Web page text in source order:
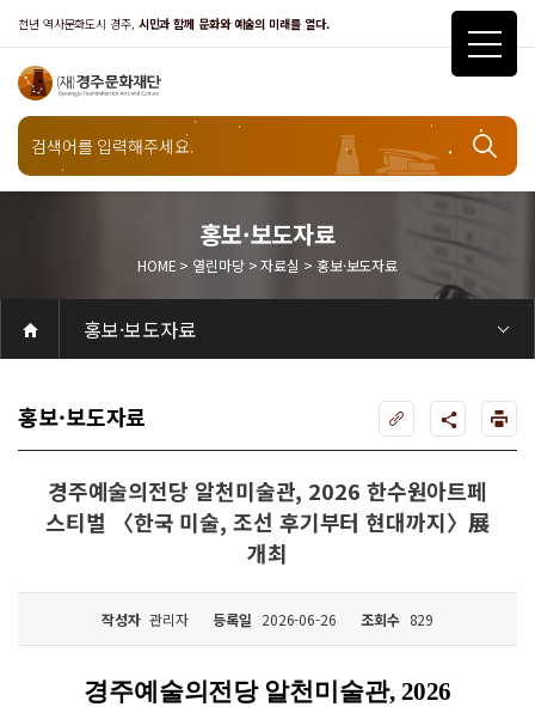
천년 역사문화도시 경주, 시민과 함께 문화와 예술의 미래를 열다.
홍보·보도자료
HOME > 열린마당 > 자료실 > 홍보·보도자료
홍보·보도자료
공연
공연일정
객석안내
화랑홀
화랑홀 2층
화랑홀 3층
원화홀
티켓안내
티켓안내
티켓예매
티켓수령
할인규정
취소·환불규정
문화나눔티켓
공연예절·서비스
공연장 관람예절
공연장 편의서비스
전시
전시일정
현재전시
예정전시
지난전시
전시연계교육신청
알천미술관소장품
전시예절·서비스
미술관 관람예절
미술관 편의서비스
아카데미
교육일정
문화행사
행사일정
행사소개
경주 대릉원돌담길 축제
국제경주역사문화포럼
금속공예관
경주 e스포츠 페스티벌
돗자리피크닉
국제경주역사문화포럼
교촌문화공연 신라오기
신라문화제
국제뮤직페스티벌
경주문화관1918
교촌버스킹
지역예술인 지원사업
봉황대 뮤직스퀘어
경주국악여행
제야의 종 타종식
한수원아트페스티벌
한복문화주간
동아시아 문화도시
MyK FESTA in 경주
경주시 관광기념품 공모전
뉴스
갤러리
대관
대관공고·절차
경주예술의전당
경주문화관1918
대관운영조례
운영조례
경주예술의전당
운영규칙
공연장 및 부대시설
알천미술관
경주문화관1918
사용료
경주예술의전당
경주문화관1918
대관신청
경주예술의전당
경주문화관1918
시설소개
경주예술의전당
시설소개
공연장
화랑홀
원화홀
알천미술관
기타시설
경주문화관1918
시립예술단
시립극단
시립극단 소개
단원현황
시립합창단
시립합창단 소개
단원현황
시립신라고취대
시립신라고취대 소개
단원현황
연간일정
열린마당
공지사항
공지사항
입찰정보
채용정보
자료실
홍보·보도자료
서식·매뉴얼
웹진
Q&A
FAQ
가입 및 정보
공연
전시
아카데미
대관
기타
질문과답변
우수고객
회원안내 · 혜택
우수고객
경주문화재단
인사말
재단소개
비전전략
사업안내
연혁
재단CI
조직도
ESG 윤리·경영
ESG경영 선언문
인권경영선언문
임직원행동강령
문화서비스윤리헌장
통합신고센터
경영공시
경영목표 예산서 운영계획
결산서
임원 및 운영인력 현황 인건비 예산 집행현황
경영실적
외부기관 감사
기타공시
계약현황
기부금현황
업무추진비 복리후생비 내역
오시는길
경주예술의전당
경주문화관1918
신라금속공예관
홍보·보도자료
경주예술의전당 알천미술관, 2026 한수원아트페
스티벌 〈한국 미술, 조선 후기부터 현대까지〉展
개최
작성자 관리자 등록일 2026-06-26 조회수 829
경주예술의전당 알천미술관, 2026